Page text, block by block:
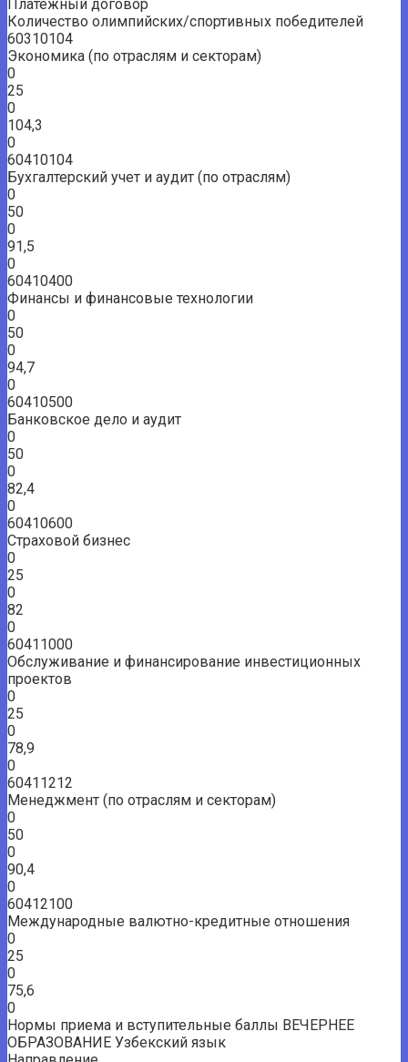
Платежный договор
Количество олимпийских/спортивных победителей
60310104
Экономика (по отраслям и секторам)
0
25
0
104,3
0
60410104
Бухгалтерский учет и аудит (по отраслям)
0
50
0
91,5
0
60410400
Финансы и финансовые технологии
0
50
0
94,7
0
60410500
Банковское дело и аудит
0
50
0
82,4
0
60410600
Страховой бизнес
0
25
0
82
0
60411000
Обслуживание и финансирование инвестиционных
проектов
0
25
0
78,9
0
60411212
Менеджмент (по отраслям и секторам)
0
50
0
90,4
0
60412100
Международные валютно-кредитные отношения
0
25
0
75,6
0
Нормы приема и вступительные баллы ВЕЧЕРНЕЕ
ОБРАЗОВАНИЕ Узбекский язык